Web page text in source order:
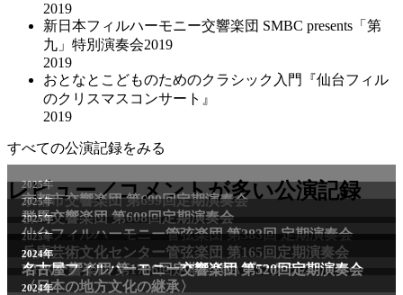
2019
新日本フィルハーモニー交響楽団 SMBC presents「第
九」特別演奏会2019
2019
おとなとこどものためのクラシック入門『仙台フィル
のクリスマスコンサート』
2019
すべての公演記録をみる
レビュー／コメントが多い公演記録
2025年
京都市交響楽団 第699回定期演奏会
2025年
群馬交響楽団 第608回定期演奏会
2025年
仙台フィルハーモニー管弦楽団 第383回 定期演奏会
2025年
兵庫芸術文化センター管弦楽団 第165回定期演奏会
2011年
NHK交響楽団 第1706回定期公演Aプログラム
2024年
名古屋フィルハーモニー交響楽団 第520回定期演奏会
〈日本の地方文化の継承〉
2024年